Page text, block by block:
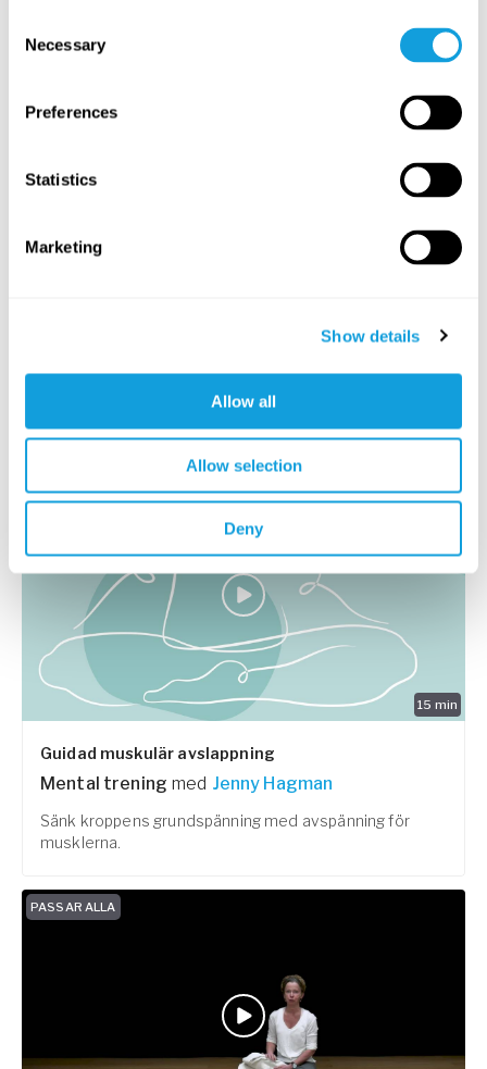
Selection
Necessary
Preferences
Statistics
Marketing
Show details
Allow all
Allow selection
Deny
15 min
Guidad muskulär avslappning
Mental trening med Jenny Hagman
Sänk kroppens grundspänning med avspänning för
musklerna.
PASSAR ALLA